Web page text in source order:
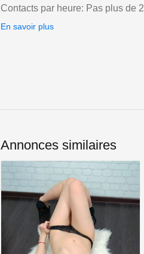
Contacts par heure: Pas plus de 2
En savoir plus
Annonces similaires